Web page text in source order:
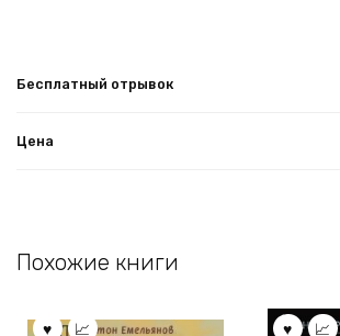
Бесплатный отрывок
Цена
Похожие книги